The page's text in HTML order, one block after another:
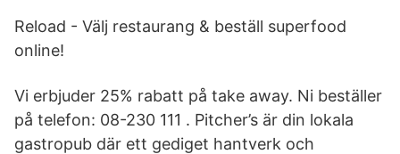
Reload - Välj restaurang & beställ superfood
online!
Vi erbjuder 25% rabatt på take away. Ni beställer
på telefon: 08-230 111 . Pitcher’s är din lokala
gastropub där ett gediget hantverk och